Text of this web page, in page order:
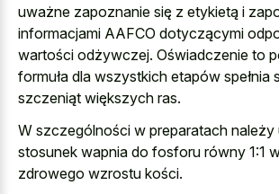
uważne zapoznanie się z etykietą i
informacjami AAFCO dotyczącymi
wartości odżywczej. Oświadczenie to
formuła dla wszystkich etapów spełnia
szczeniąt większych ras.
W szczególności w preparatach należy
stosunek wapnia do fosforu równy 1:1
zdrowego wzrostu kości.